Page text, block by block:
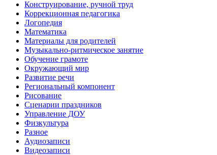
Конструирование, ручной труд
Коррекционная педагогика
Логопедия
Математика
Материалы для родителей
Музыкально-ритмическое занятие
Обучение грамоте
Окружающий мир
Развитие речи
Региональный компонент
Рисование
Сценарии праздников
Управление ДОУ
Физкультура
Разное
Аудиозаписи
Видеозаписи